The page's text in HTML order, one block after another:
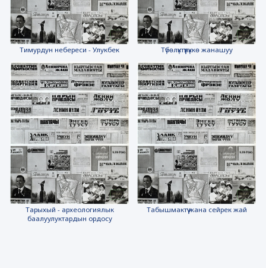
Тимурдун небереси - Улукбек Түбөлүктүүлүккө жанашуу
Тарыхый - археологиялык
баалуулуктардын ордосу
Табышмактүү жана сейрек жай